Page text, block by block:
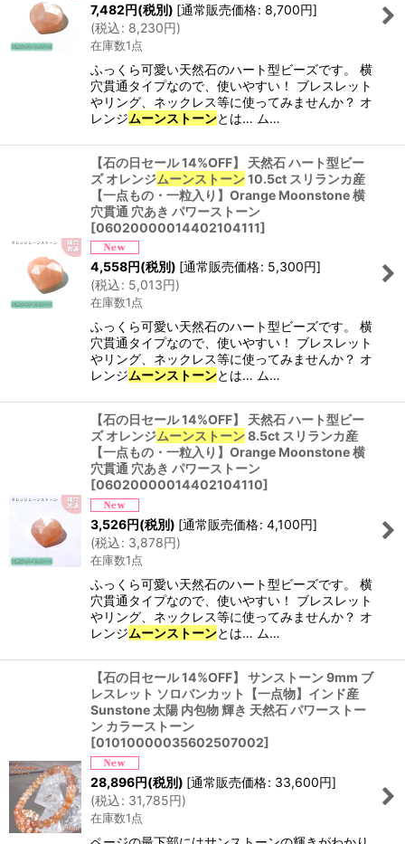
7,482円(税別) [通常販売価格: 8,700円]
(税込: 8,230円)
在庫数1点
ふっくら可愛い天然石のハート型ビーズです。 横
穴貫通タイプなので、使いやすい！ ブレスレット
やリング、ネックレス等に使ってみませんか？ オ
レンジムーンストーンとは… ム…
【石の日セール 14%OFF】 天然石 ハート型ビー
ズ オレンジムーンストーン10.5ct スリランカ産
【一点もの・一粒入り】Orange Moonstone 横
穴貫通 穴あき パワーストーン
[06020000014402104111]
4,558円(税別) [通常販売価格: 5,300円]
(税込: 5,013円)
在庫数1点
ふっくら可愛い天然石のハート型ビーズです。 横
穴貫通タイプなので、使いやすい！ ブレスレット
やリング、ネックレス等に使ってみませんか？ オ
レンジムーンストーンとは… ム…
【石の日セール 14%OFF】 天然石 ハート型ビー
ズ オレンジムーンストーン8.5ct スリランカ産
【一点もの・一粒入り】Orange Moonstone 横
穴貫通 穴あき パワーストーン
[06020000014402104110]
3,526円(税別) [通常販売価格: 4,100円]
(税込: 3,878円)
在庫数1点
ふっくら可愛い天然石のハート型ビーズです。 横
穴貫通タイプなので、使いやすい！ ブレスレット
やリング、ネックレス等に使ってみませんか？ オ
レンジムーンストーンとは… ム…
【石の日セール 14%OFF】 サンストーン 9mm ブ
レスレット ソロバンカット【一点物】インド産
Sunstone 太陽 内包物 輝き 天然石 パワーストー
ン カラーストーン
[01010000035602507002]
28,896円(税別) [通常販売価格: 33,600円]
(税込: 31,785円)
在庫数1点